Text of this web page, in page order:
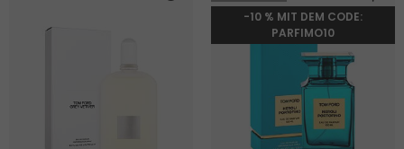
-10 % MIT DEM CODE:
PARFIMO10